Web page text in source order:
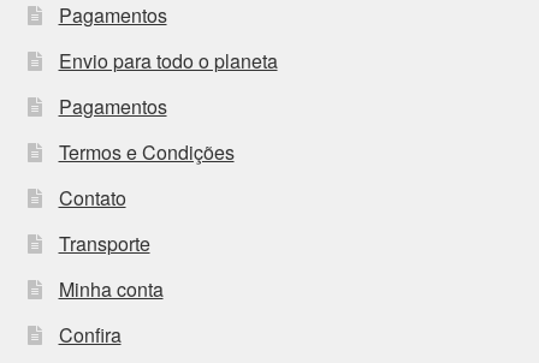
Pagamentos
Envio para todo o planeta
Pagamentos
Termos e Condições
Contato
Transporte
Minha conta
Confira